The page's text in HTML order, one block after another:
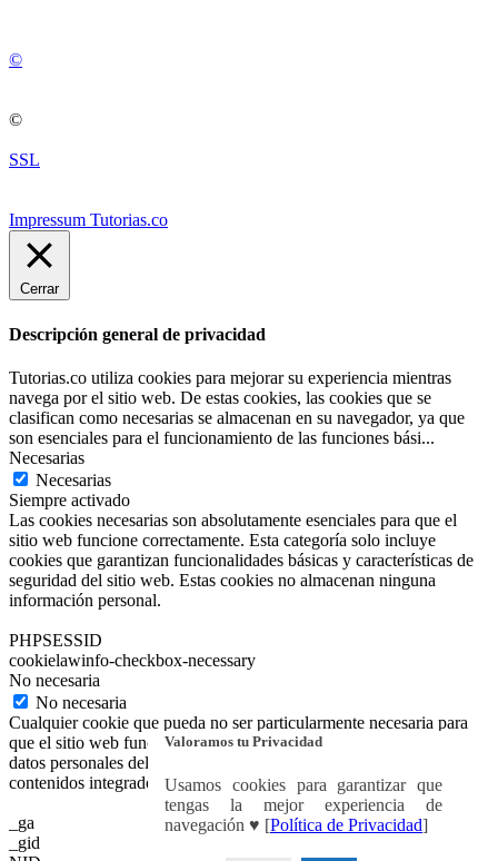
©
©
SSL
Impressum Tutorias.co
Valoramos tu Privacidad
Usamos cookies para garantizar que
tengas la mejor experiencia de
navegación ♥ [Política de Privacidad]
Cerrar
Descripción general de privacidad
Tutorias.co utiliza cookies para mejorar su experiencia mientras
navega por el sitio web. De estas cookies, las cookies que se
clasifican como necesarias se almacenan en su navegador, ya que
son esenciales para el funcionamiento de las funciones bási...
Necesarias
Necesarias
Siempre activado
Las cookies necesarias son absolutamente esenciales para que el
sitio web funcione correctamente. Esta categoría solo incluye
cookies que garantizan funcionalidades básicas y características de
seguridad del sitio web. Estas cookies no almacenan ninguna
información personal.
PHPSESSID
cookielawinfo-checkbox-necessary
No necesaria
No necesaria
Cualquier cookie que pueda no ser particularmente necesaria para
que el sitio web funcione y se utilice específicamente para recopilar
datos personales del usuario a través de análisis, anuncios y otros
contenidos integrados se denomina cookie no necesaria.
_ga
_gid